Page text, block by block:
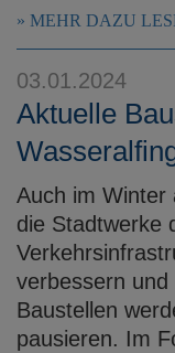
MEHR DAZU
03.01.2024
Aktuelle
Auch im Winter
die Stadtwerke
verbessern
Baustellen
pausieren. Im